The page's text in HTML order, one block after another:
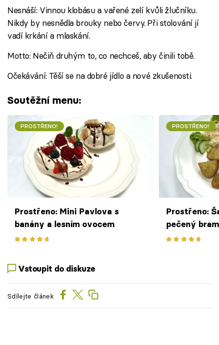
Nesnáší: Vinnou klobásu a vařené zelí kvůli žlučníku.
Nikdy by nesnědla brouky nebo červy. Při stolování jí
vadí krkání a mlaskání.
Motto: Nečiň druhým to, co nechceš, aby činili tobě.
Očekávání: Těší se na dobré jídlo a nové zkušenosti.
Soutěžní menu:
PROSTŘENO!
Prostřeno: Mini Pavlova s
banány a lesním ovocem
PROSTŘENO!
Prostřeno:
pečený
smetanový
Vstoupit do diskuze
Sdílejte článek